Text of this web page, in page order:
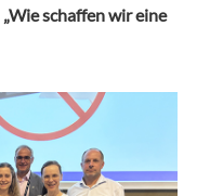
„Wie schaffen wir eine